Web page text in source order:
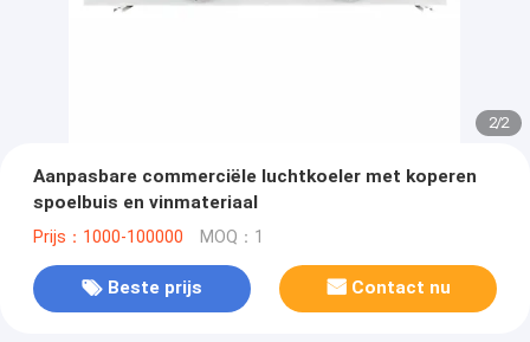
2/2
Aanpasbare commerciële luchtkoeler met koperen
spoelbuis en vinmateriaal
Prijs：1000-100000 MOQ：1
Beste prijs Contact nu